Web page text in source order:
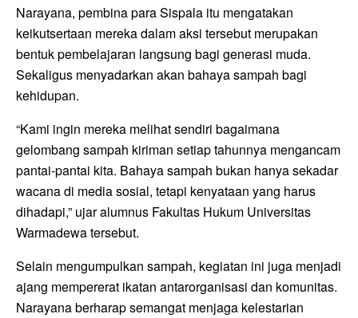
Narayana, pembina para Sispala itu mengatakan
keikutsertaan mereka dalam aksi tersebut merupakan
bentuk pembelajaran langsung bagi generasi muda.
Sekaligus menyadarkan akan bahaya sampah bagi
kehidupan.
“Kami ingin mereka melihat sendiri bagaimana
gelombang sampah kiriman setiap tahunnya mengancam
pantai-pantai kita. Bahaya sampah bukan hanya sekadar
wacana di media sosial, tetapi kenyataan yang harus
dihadapi,” ujar alumnus Fakultas Hukum Universitas
Warmadewa tersebut.
Selain mengumpulkan sampah, kegiatan ini juga menjadi
ajang mempererat ikatan antarorganisasi dan komunitas.
Narayana berharap semangat menjaga kelestarian